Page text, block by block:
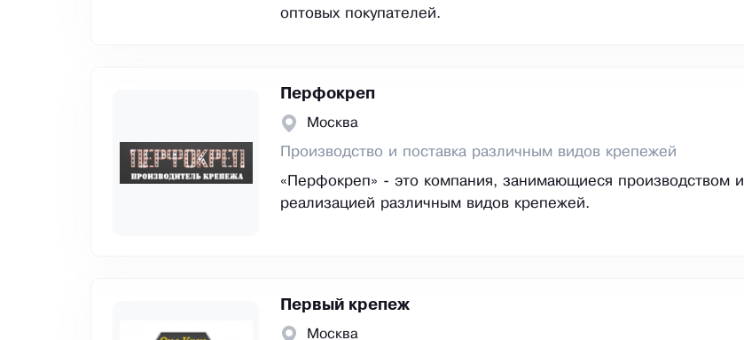
оптовых покупателей.
Перфокреп
Москва
Производство и поставка различным видов крепежей
«Перфокреп» - это компания, занимающиеся производством и
реализацией различным видов крепежей.
Первый крепеж
Москва